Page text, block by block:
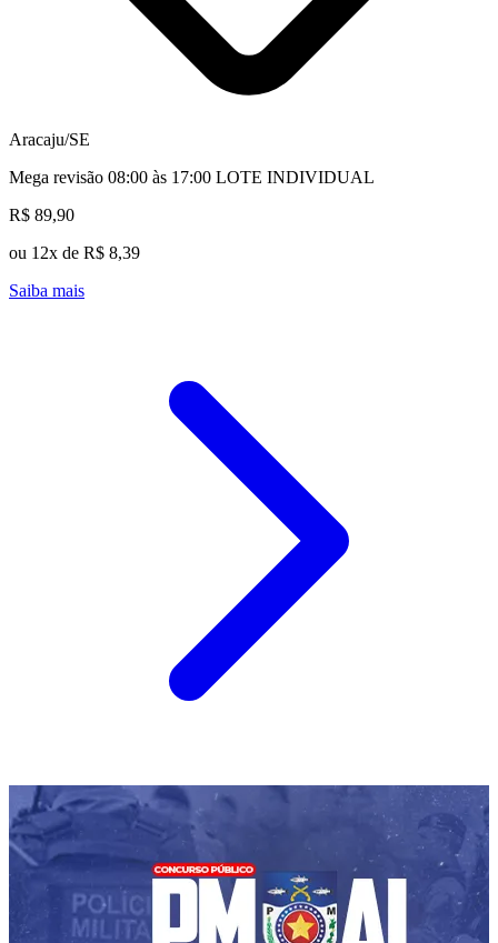
Aracaju/SE
Mega revisão 08:00 às 17:00 LOTE INDIVIDUAL
R$ 89,90
ou 12x de R$ 8,39
Saiba mais